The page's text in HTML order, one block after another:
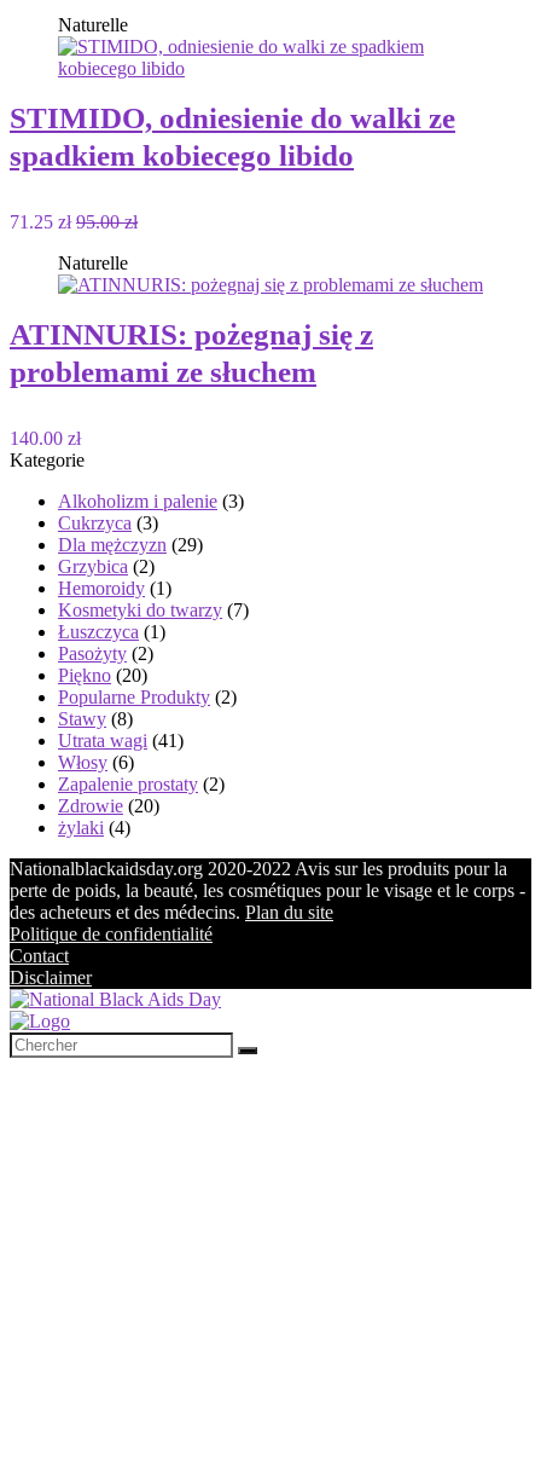
Naturelle
STIMIDO, odniesienie do walki ze
spadkiem kobiecego libido
71.25 zł 95.00 zł
Naturelle
ATINNURIS: pożegnaj się z
problemami ze słuchem
140.00 zł
Kategorie
Alkoholizm i palenie (3)
Cukrzyca (3)
Dla mężczyzn (29)
Grzybica (2)
Hemoroidy (1)
Kosmetyki do twarzy (7)
Łuszczyca (1)
Pasożyty (2)
Piękno (20)
Popularne Produkty (2)
Stawy (8)
Utrata wagi (41)
Włosy (6)
Zapalenie prostaty (2)
Zdrowie (20)
żylaki (4)
Nationalblackaidsday.org 2020-2022 Avis sur les produits pour la
perte de poids, la beauté, les cosmétiques pour le visage et le corps -
des acheteurs et des médecins. Plan du site
Politique de confidentialité
Contact
Disclaimer